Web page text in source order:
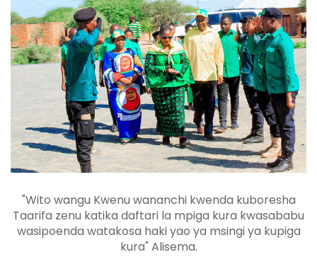
"Wito wangu Kwenu wananchi kwenda kuboresha
Taarifa zenu katika daftari la mpiga kura kwasababu
wasipoenda watakosa haki yao ya msingi ya kupiga
kura" Alisema.